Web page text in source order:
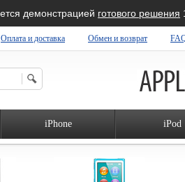
демонстрацией готового решения
Оплата и доставка Обмен и возврат
iPhone iPod